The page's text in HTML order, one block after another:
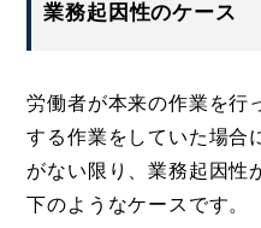
業務起因性のケース
労働者が本来の作業を行
する作業をしていた場合
がない限り、業務起因性
下のようなケースです。